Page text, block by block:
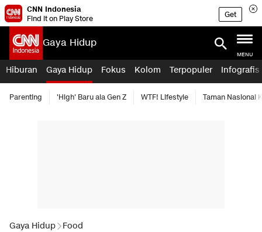
CNN Indonesia
Find it on Play Store
Get
Gaya Hidup
MENU
Hiburan Gaya Hidup Fokus Kolom Terpopuler Infografis
Parenting 'High' Baru ala Gen Z WTF! Lifestyle Taman Nasional
Gaya Hidup Food